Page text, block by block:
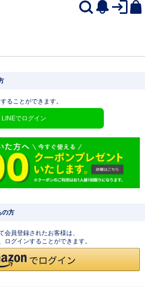
ることができます。
LINEでログイン
の方
員登録されたお客様は、
グインすることができます。